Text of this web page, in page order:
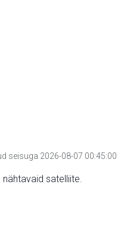
seisuga 2026-08-07 00:45:00
satelliite.